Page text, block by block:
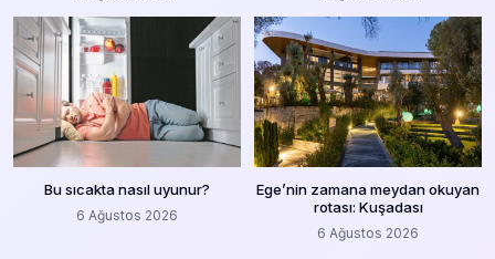
Bu sıcakta nasıl uyunur?
6 Ağustos 2026
Ege’nin zamana meydan okuyan
rotası: Kuşadası
6 Ağustos 2026